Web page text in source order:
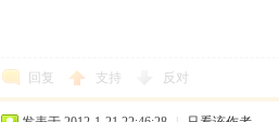
回复 支持 反对